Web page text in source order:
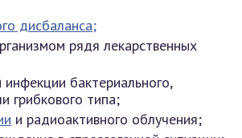
дисбаланса;
рядя лекарственных
инфекции бактериального,
грибкового типа;
и радиоактивного облучения;